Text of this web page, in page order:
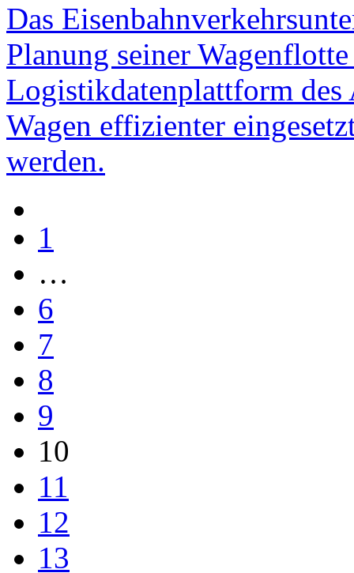
Das
Planung seiner
Logistikdatenplattform des
Wagen effizienter
werden.
1
…
6
7
8
9
10
11
12
13